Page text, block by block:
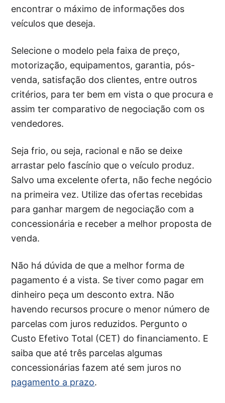
encontrar o máximo de informações dos
veículos que deseja.
Selecione o modelo pela faixa de preço,
motorização, equipamentos, garantia, pós-
venda, satisfação dos clientes, entre outros
critérios, para ter bem em vista o que procura e
assim ter comparativo de negociação com os
vendedores.
Seja frio, ou seja, racional e não se deixe
arrastar pelo fascínio que o veículo produz.
Salvo uma excelente oferta, não feche negócio
na primeira vez. Utilize das ofertas recebidas
para ganhar margem de negociação com a
concessionária e receber a melhor proposta de
venda.
Não há dúvida de que a melhor forma de
pagamento é a vista. Se tiver como pagar em
dinheiro peça um desconto extra. Não
havendo recursos procure o menor número de
parcelas com juros reduzidos. Pergunto o
Custo Efetivo Total (CET) do financiamento. E
saiba que até três parcelas algumas
concessionárias fazem até sem juros no
pagamento a prazo.